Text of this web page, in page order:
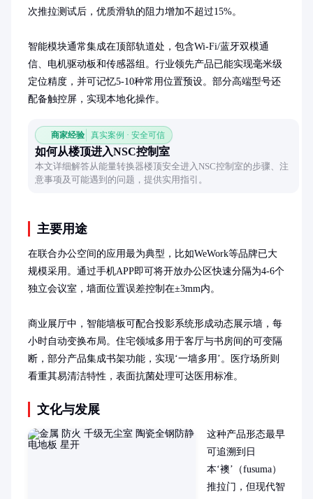
次推拉测试后，优质滑轨的阻力增加不超过15%。
智能模块通常集成在顶部轨道处，包含Wi-Fi/蓝牙双模通
信、电机驱动板和传感器组。行业领先产品已能实现毫米级
定位精度，并可记忆5-10种常用位置预设。部分高端型号还
配备触控屏，实现本地化操作。
商家经验 真实案例 · 安全可信
如何从楼顶进入NSC控制室
本文详细解答从能量转换器楼顶安全进入NSC控制室的步骤、注
意事项及可能遇到的问题，提供实用指引。
主要用途
在联合办公空间的应用最为典型，比如WeWork等品牌已大
规模采用。通过手机APP即可将开放办公区快速分隔为4-6个
独立会议室，墙面位置误差控制在±3mm内。
商业展厅中，智能墙板可配合投影系统形成动态展示墙，每
小时自动变换布局。住宅领域多用于客厅与书房间的可变隔
断，部分产品集成书架功能，实现‘一墙多用’。医疗场所则
看重其易清洁特性，表面抗菌处理可达医用标准。
文化与发展
这种产品形态最早
可追溯到日
本‘襖’（fusuma）
推拉门，但现代智